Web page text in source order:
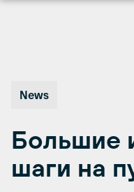
News
Большие
шаги на